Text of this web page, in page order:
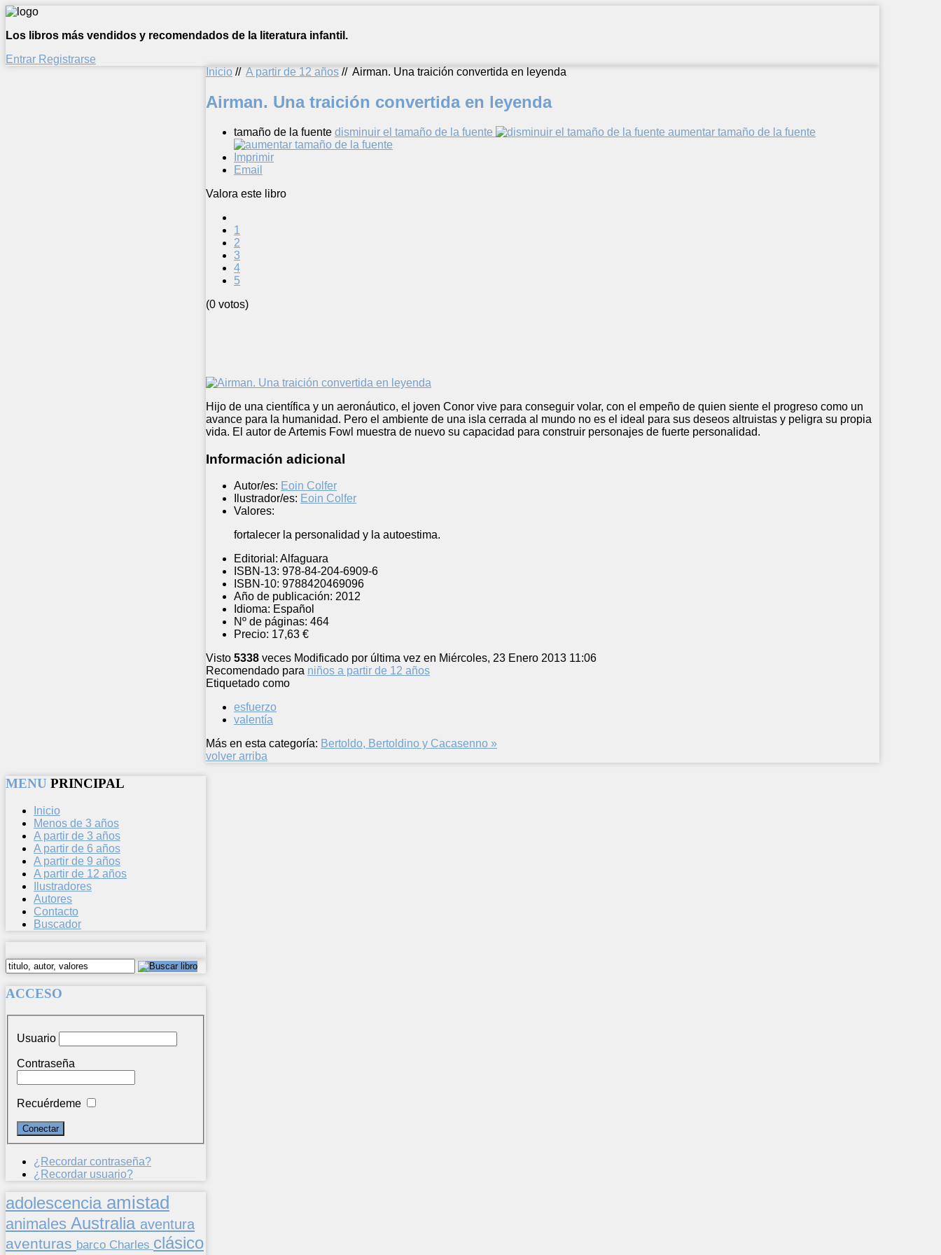
Los libros más vendidos y recomendados de la literatura infantil.
Entrar Registrarse
Inicio // A partir de 12 años // Airman. Una traición convertida en leyenda
Airman. Una traición convertida en leyenda
tamaño de la fuente disminuir el tamaño de la fuente aumentar tamaño de la fuente
Imprimir
Email
Valora este libro
1
2
3
4
5
(0 votos)
Hijo de una científica y un aeronáutico, el joven Conor vive para conseguir volar, con el empeño de quien siente el progreso como un
avance para la humanidad. Pero el ambiente de una isla cerrada al mundo no es el ideal para sus deseos altruistas y peligra su propia
vida. El autor de Artemis Fowl muestra de nuevo su capacidad para construir personajes de fuerte personalidad.
Información adicional
Autor/es: Eoin Colfer
Ilustrador/es: Eoin Colfer
Valores:
fortalecer la personalidad y la autoestima.
Editorial: Alfaguara
ISBN-13: 978-84-204-6909-6
ISBN-10: 9788420469096
Año de publicación: 2012
Idioma: Español
Nº de páginas: 464
Precio: 17,63 €
Visto 5338 veces Modificado por última vez en Miércoles, 23 Enero 2013 11:06
Recomendado para niños a partir de 12 años
Etiquetado como
esfuerzo
valentía
Más en esta categoría: Bertoldo, Bertoldino y Cacasenno »
volver arriba
MENU PRINCIPAL
Inicio
Menos de 3 años
A partir de 3 años
A partir de 6 años
A partir de 9 años
A partir de 12 años
Ilustradores
Autores
Contacto
Buscador
ACCESO
Usuario
Contraseña
Recuérdeme
¿Recordar contraseña?
¿Recordar usuario?
adolescencia amistad
animales Australia aventura
aventuras barco Charles clásico